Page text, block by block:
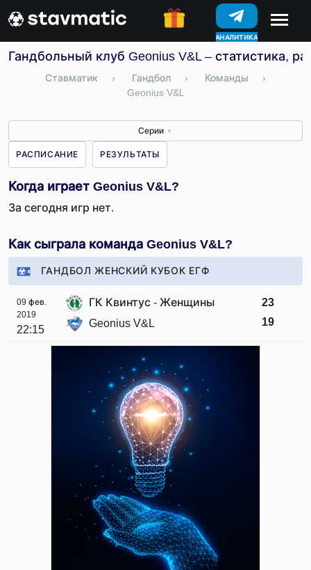
АНАЛИТИКА
КОНКУРСЫ
Гандбольный клуб Geonius V&L – статистика,
Ставматик › Гандбол › Команды
›
Geonius V&L
Серии ▼
РАСПИСАНИЕ РЕЗУЛЬТАТЫ
Когда играет Geonius V&L?
За сегодня игр нет.
Как сыграла команда Geonius V&L?
ГАНДБОЛ ЖЕНСКИЙ КУБОК ЕГФ
09 фев.
2019
22:15
ГК Квинтус - Женщины
Geonius V&L
23
19